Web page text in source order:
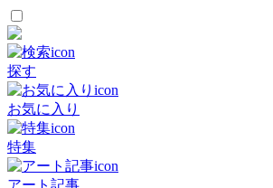
探す
お気に入り
特集
アート記事